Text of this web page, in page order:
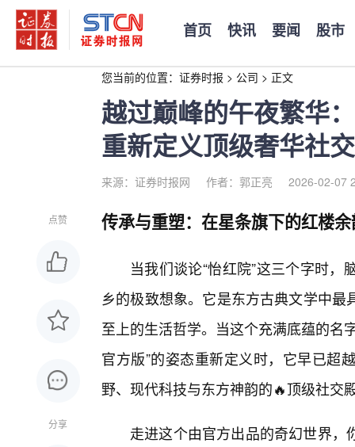
首页 快讯 要闻 股市
您当前的位置： 证券时报 > 公司 > 正文
越过巅峰的午夜繁华
重新定义顶级奢华社交
来源：证券时报网 作者：郭正亮 2026-02-07
点赞
分享
传承与重塑：在星条旗下的红楼
当我们谈论“怡红院”这三个字时
乡的极致想象。它是东方古典文学中
至上的生活哲学。当这个充满底蕴的名
官方版”的姿态重新定义时，它早已超
野、现代科技与东方神韵的🔥顶级社交
走进这个由官方出品的奇幻世界